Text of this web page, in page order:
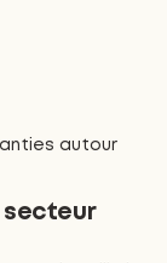
autour
secteur